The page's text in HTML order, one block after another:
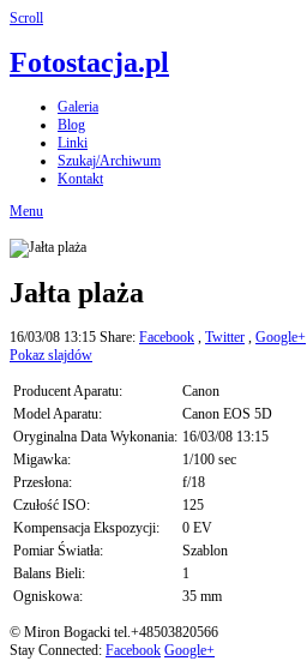
Scroll
Fotostacja.pl
Galeria
Blog
Linki
Szukaj/Archiwum
Kontakt
Menu
Jałta plaża
16/03/08 13:15 Share: Facebook , Twitter , Google+
Pokaz slajdów
Producent Aparatu:
Canon
Model Aparatu:
Canon EOS 5D
Oryginalna Data Wykonania: 16/03/08 13:15
Migawka:
1/100 sec
Przesłona:
f/18
Czułość ISO:
125
Kompensacja Ekspozycji:
0 EV
Pomiar Światła:
Szablon
Balans Bieli:
1
Ogniskowa:
35 mm
© Miron Bogacki tel.+48503820566
Stay Connected: Facebook Google+